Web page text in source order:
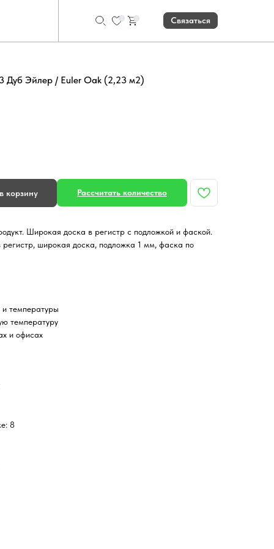
Связаться
Дуб Эйлер / Euler Oak (2,23 м2)
корзину Рассчитать количество
Широкая доска в регистр с подложкой и фаской.
регистр, широкая доска, подложка 1 мм, фаска по
и температуры
температуру
и офисах
8